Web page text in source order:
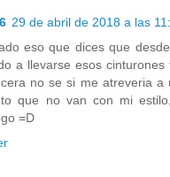
29 de abril de 2018 a las
eso que dices que
a llevarse esos
no se si me atreveria a
que no van con mi
=D